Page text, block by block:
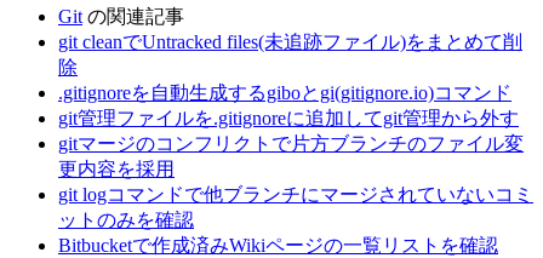
Git の関連記事
git cleanでUntracked files(未追跡ファイル)をまとめて削
除
.gitignoreを自動生成するgiboとgi(gitignore.io)コマンド
git管理ファイルを.gitignoreに追加してgit管理から外す
gitマージのコンフリクトで片方ブランチのファイル変
更内容を採用
git logコマンドで他ブランチにマージされていないコミ
ットのみを確認
Bitbucketで作成済みWikiページの一覧リストを確認